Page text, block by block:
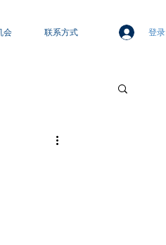
会 联系方式 登录